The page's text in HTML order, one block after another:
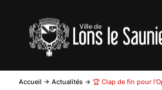
Accueil -> Actualités -> 🏆 Clap de fin pour